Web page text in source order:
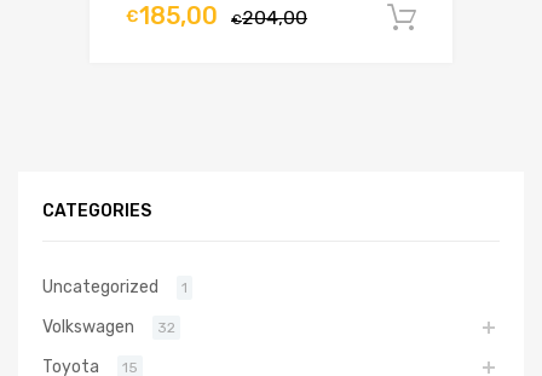
€204,00
€185,00
CATEGORIES
Uncategorized 1
Volkswagen 32
Toyota 15